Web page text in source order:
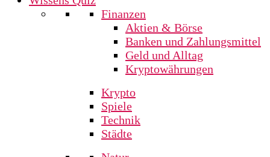
Finanzen
Aktien & Börse
Banken und Zahlungsmittel
Geld und Alltag
Kryptowährungen
Krypto
Spiele
Technik
Städte